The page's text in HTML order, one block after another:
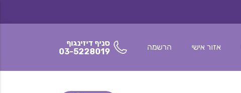
אזור אישי הרשמה
סניף דיזינגוף
03-5228019